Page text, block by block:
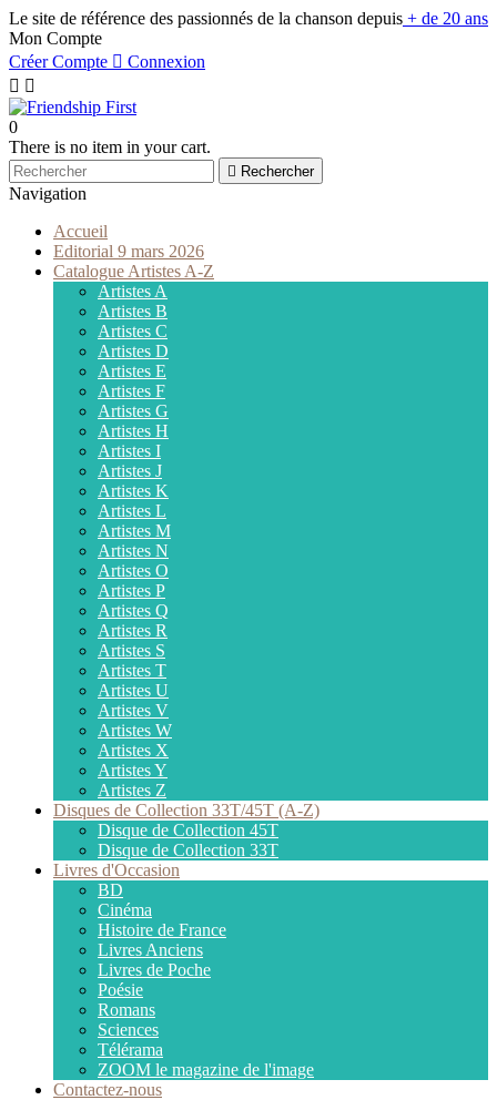
Le site de référence des passionnés de la chanson depuis + de 20 ans
Mon Compte
Créer Compte  Connexion
 
0
There is no item in your cart.
 Rechercher
Navigation
Accueil
Editorial 9 mars 2026
Catalogue Artistes A-Z
Artistes A
Artistes B
Artistes C
Artistes D
Artistes E
Artistes F
Artistes G
Artistes H
Artistes I
Artistes J
Artistes K
Artistes L
Artistes M
Artistes N
Artistes O
Artistes P
Artistes Q
Artistes R
Artistes S
Artistes T
Artistes U
Artistes V
Artistes W
Artistes X
Artistes Y
Artistes Z
Disques de Collection 33T/45T (A-Z)
Disque de Collection 45T
Disque de Collection 33T
Livres d'Occasion
BD
Cinéma
Histoire de France
Livres Anciens
Livres de Poche
Poésie
Romans
Sciences
Télérama
ZOOM le magazine de l'image
Contactez-nous